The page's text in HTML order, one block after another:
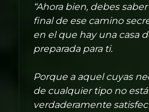
“Ahora bien, debes
final de ese camino
en el que hay una casa
preparada para ti.
Porque a aquel cuyas
de cualquier tipo no
verdaderamente